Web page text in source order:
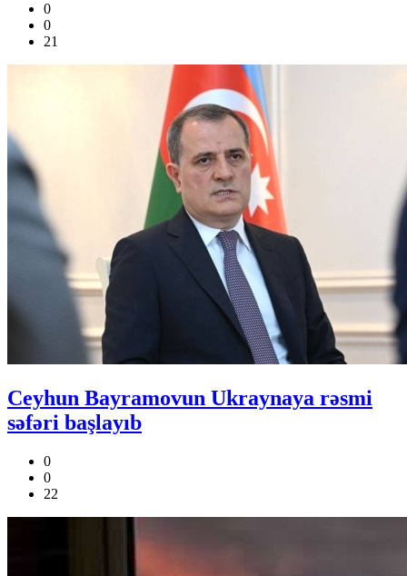
0
0
21
Ceyhun Bayramovun Ukraynaya rəsmi
səfəri başlayıb
0
0
22